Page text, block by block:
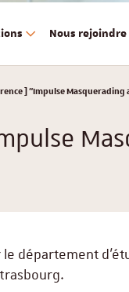
Nous rejoindre
] "Impulse Masquerading
département